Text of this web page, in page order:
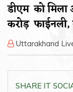
डीएम को
करोड़
Uttarakhand
SHARE IT